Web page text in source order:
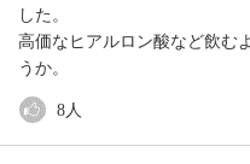
した。
高価なヒアルロン酸など飲む
うか。
8人